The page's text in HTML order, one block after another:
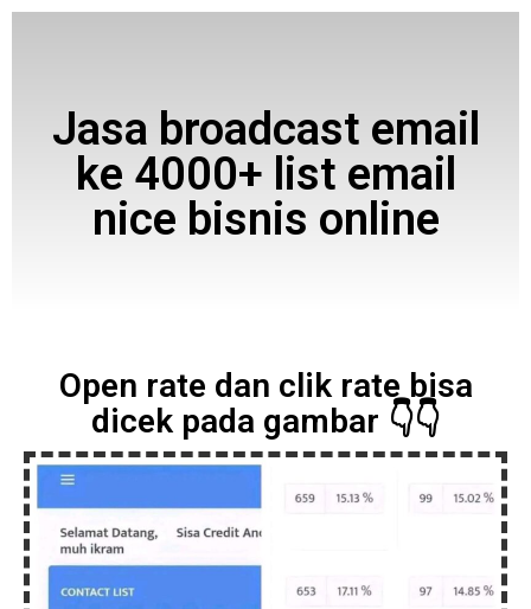
Jasa broadcast email
ke 4000+ list email
nice bisnis online
Open rate dan clik rate bisa
dicek pada gambar 👇👇